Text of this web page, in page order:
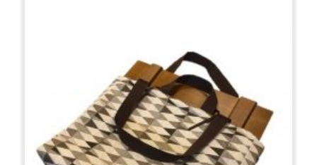
Für italienische Kunden und europäische Privatpersonen enthalten die Preise eine
italienische Mehrwertsteuer von 22%.
Für europäische (nicht italienische) Fachkräfte und Unternehmen, die nicht der
Mehrwertsteuer gemäß Artikel 41 des Gesetzesdekrets Nr. 331/93 unterliegen -